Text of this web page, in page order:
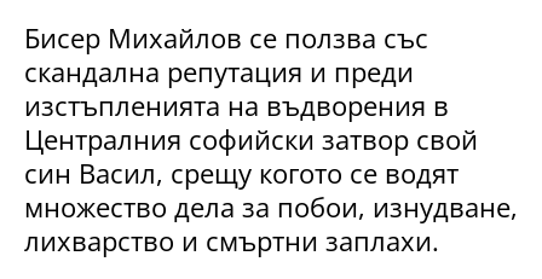
Бисер Михайлов се ползва със
скандална репутация и преди
изстъпленията на въдворения в
Централния софийски затвор свой
син Васил, срещу когото се водят
множество дела за побои, изнудване,
лихварство и смъртни заплахи.